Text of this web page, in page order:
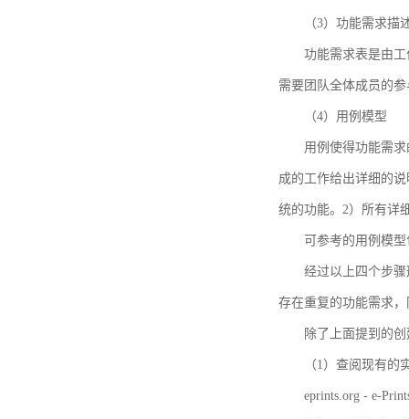
（3）功能需求描
功能需求表是由
需要团队全体成员的
（4）用例模型
用例使得功能需
成的工作给出详细的
统的功能。2）所有详
可参考的用例模
经过以上四个步
存在重复的功能需求
除了上面提到的
（1）查阅现有的
eprints.org - e-